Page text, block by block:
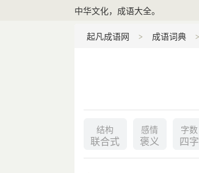
中华文化，成语大全。
起凡成语网 成语词典
结构
联合式
感情
褒义
字数
四字